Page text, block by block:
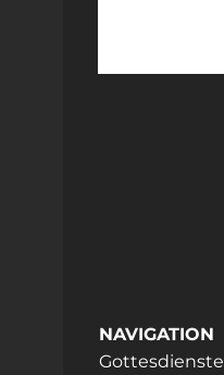
NAVIGATION
Gottesdienste